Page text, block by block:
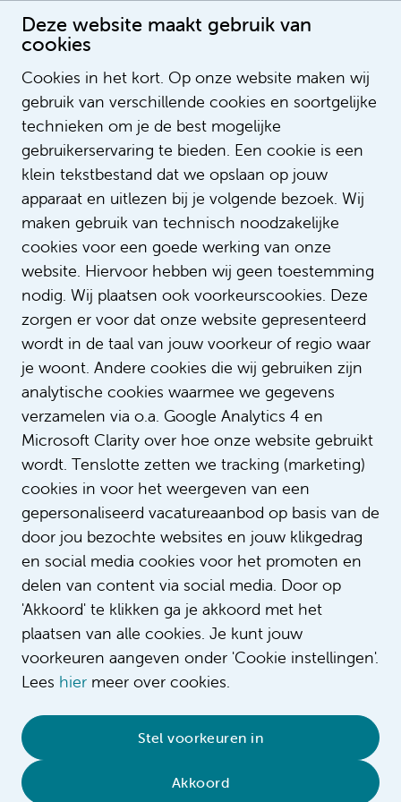
Deze website maakt gebruik van
cookies
Cookies in het kort. Op onze website maken wij
gebruik van verschillende cookies en soortgelijke
technieken om je de best mogelijke
gebruikerservaring te bieden. Een cookie is een
klein tekstbestand dat we opslaan op jouw
apparaat en uitlezen bij je volgende bezoek. Wij
maken gebruik van technisch noodzakelijke
cookies voor een goede werking van onze
website. Hiervoor hebben wij geen toestemming
nodig. Wij plaatsen ook voorkeurscookies. Deze
zorgen er voor dat onze website gepresenteerd
wordt in de taal van jouw voorkeur of regio waar
je woont. Andere cookies die wij gebruiken zijn
analytische cookies waarmee we gegevens
verzamelen via o.a. Google Analytics 4 en
Microsoft Clarity over hoe onze website gebruikt
wordt. Tenslotte zetten we tracking (marketing)
cookies in voor het weergeven van een
gepersonaliseerd vacatureaanbod op basis van de
door jou bezochte websites en jouw klikgedrag
en social media cookies voor het promoten en
delen van content via social media. Door op
'Akkoord' te klikken ga je akkoord met het
plaatsen van alle cookies. Je kunt jouw
voorkeuren aangeven onder 'Cookie instellingen'.
Lees hier meer over cookies.
Stel voorkeuren in
Akkoord
Michael van der Ouderaa
Cookieverklaring • Sitemap